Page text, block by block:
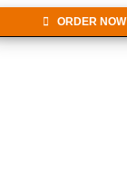
ORDER NOW